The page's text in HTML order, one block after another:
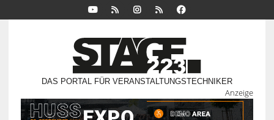
DAS PORTAL FÜR VERANSTALTUNGSTECHNIKER
Anzeige